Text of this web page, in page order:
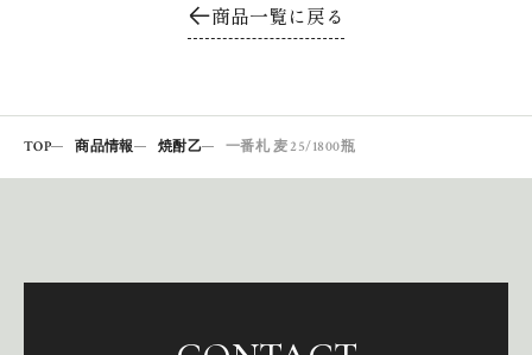
商品一覧に戻る
TOP 商品情報 焼酎乙 一番札 麦 25/1800瓶